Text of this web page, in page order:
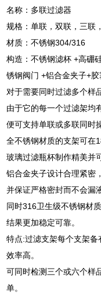
名称：多联过滤器
规格：单联，双联，三联
材质：不锈钢304/316
构造：不锈钢滤杯 +高硼
锈钢阀门 +铝合金夹子+胶
对于需要同时过滤多个样
由于它的每一个过滤架均
便可支持单联或多联同时
全不锈钢材质的支架可在
玻璃过滤瓶杯制作精美并
铝合金夹子设计合理紧密
并保证严格密封而不会漏
同时316卫生级不锈钢材
结果更加稳定可靠。
特点:过滤支架每个支架备
效率高。
可同时检测三个或六个样
单。